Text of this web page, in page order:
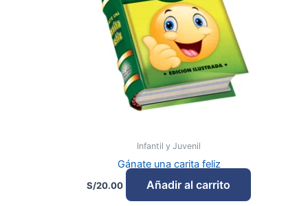
Infantil y Juvenil
Gánate una carita feliz
S/20.00 Añadir al carrito